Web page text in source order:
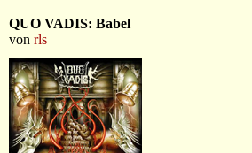
QUO VADIS: Babel
von rls